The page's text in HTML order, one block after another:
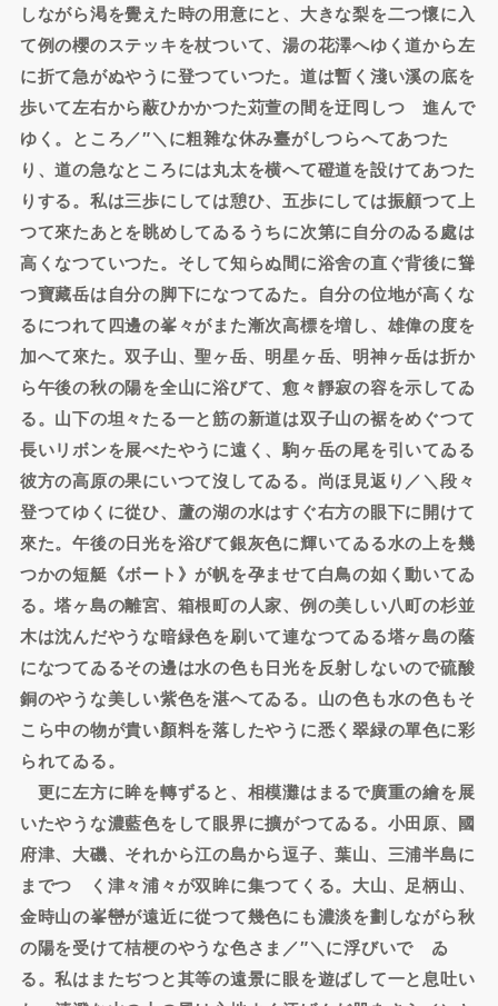
しながら渇を覺えた時の用意にと、大きな梨を二つ懷に入
て例の櫻のステッキを杖ついて、湯の花澤へゆく道から左
に折て急がぬやうに登つていつた。道は暫く淺い溪の底を
歩いて左右から蔽ひかかつた苅萱の間を迂囘しつゝ進んで
ゆく。ところ／″＼に粗雜な休み臺がしつらへてあつた
り、道の急なところには丸太を横へて磴道を設けてあつた
りする。私は三歩にしては憩ひ、五歩にしては振顧つて上
つて來たあとを眺めしてゐるうちに次第に自分のゐる處は
高くなつていつた。そして知らぬ間に浴舍の直ぐ背後に聳
つ寶藏岳は自分の脚下になつてゐた。自分の位地が高くな
るにつれて四邊の峯々がまた漸次高標を増し、雄偉の度を
加へて來た。双子山、聖ヶ岳、明星ヶ岳、明神ヶ岳は折か
ら午後の秋の陽を全山に浴びて、愈々靜寂の容を示してゐ
る。山下の坦々たる一と筋の新道は双子山の裾をめぐつて
長いリボンを展べたやうに遠く、駒ヶ岳の尾を引いてゐる
彼方の高原の果にいつて沒してゐる。尚ほ見返り／＼段々
登つてゆくに從ひ、蘆の湖の水はすぐ右方の眼下に開けて
來た。午後の日光を浴びて銀灰色に輝いてゐる水の上を幾
つかの短艇《ボート》が帆を孕ませて白鳥の如く動いてゐ
る。塔ヶ島の離宮、箱根町の人家、例の美しい八町の杉並
木は沈んだやうな暗緑色を刷いて連なつてゐる塔ヶ島の蔭
になつてゐるその邊は水の色も日光を反射しないので硫酸
銅のやうな美しい紫色を湛へてゐる。山の色も水の色もそ
こら中の物が貴い顏料を落したやうに悉く翠緑の單色に彩
られてゐる。
更に左方に眸を轉ずると、相模灘はまるで廣重の繪を展
いたやうな濃藍色をして眼界に擴がつてゐる。小田原、國
府津、大磯、それから江の島から逗子、葉山、三浦半島に
までつゞく津々浦々が双眸に集つてくる。大山、足柄山、
金時山の峯巒が遠近に從つて幾色にも濃淡を劃しながら秋
の陽を受けて桔梗のやうな色さま／″＼に浮びいでゝゐ
る。私はまたぢつと其等の遠景に眼を遊ばして一と息吐い